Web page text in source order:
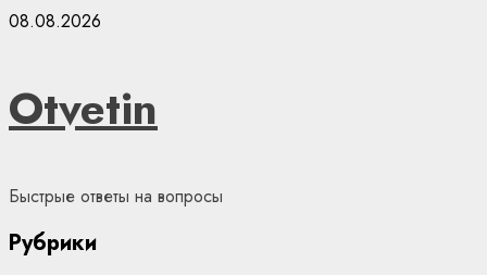
Skip
08.08.2026
Otvetin
Быстрые ответы на вопросы
Рубрики